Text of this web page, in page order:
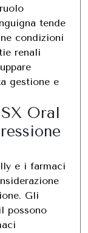
tende
condizioni
renali
gestione e
Oral
e i farmaci
Gli
possono